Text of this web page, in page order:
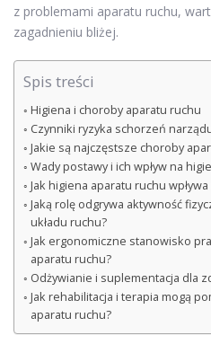
z problemami aparatu ruchu,
zagadnieniu bliżej.
Spis treści
Higiena i choroby aparatu ruchu
Czynniki ryzyka schorzeń
Jakie są najczęstsze choroby
Wady postawy i ich wpływ na
Jak higiena aparatu ruchu
Jaką rolę odgrywa aktywność
układu ruchu?
Jak ergonomiczne stanowisko
aparatu ruchu?
Odżywianie i suplementacja dla
Jak rehabilitacja i terapia mogą
aparatu ruchu?